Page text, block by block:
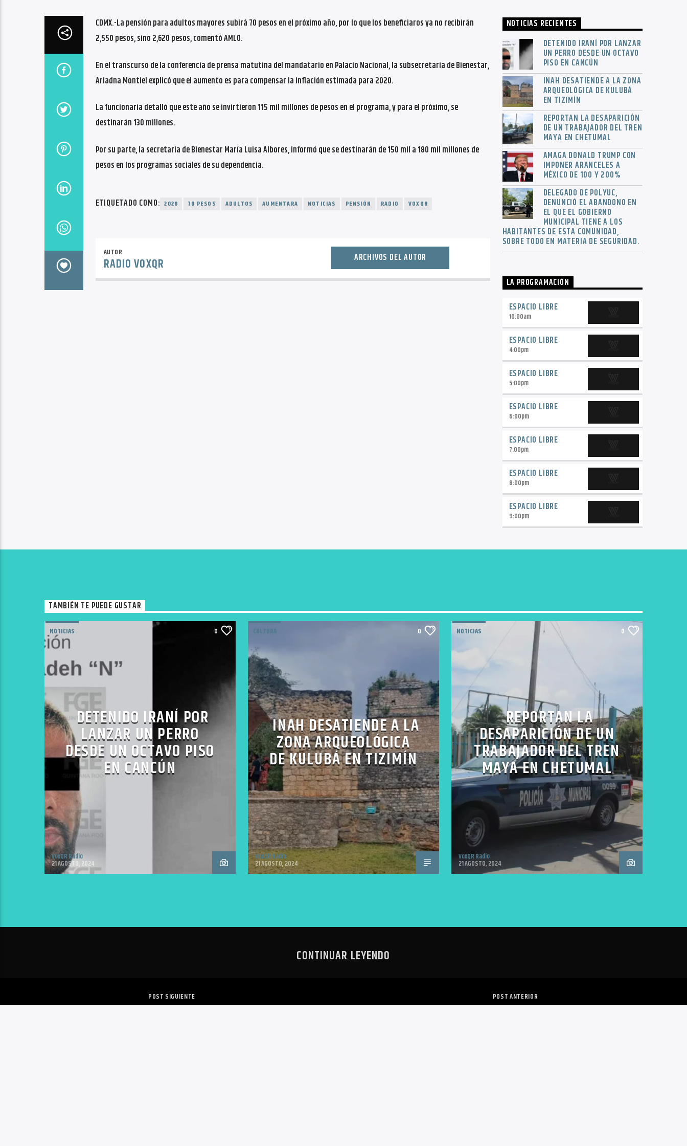
CDMX.-La pensión para adultos mayores subirá 70 pesos en el próximo año, por lo que los beneficiaros ya no recibirán
2,550 pesos, sino 2,620 pesos, comentó AMLO.
En el transcurso de la conferencia de prensa matutina del mandatario en Palacio Nacional, la subsecretaria de Bienestar,
Ariadna Montiel explicó que el aumento es para compensar la inflación estimada para 2020.
La funcionaria detalló que este año se invirtieron 115 mil millones de pesos en el programa, y para el próximo, se
destinarán 130 millones.
Por su parte, la secretaria de Bienestar María Luisa Albores, informó que se destinarán de 150 mil a 180 mil millones de
pesos en los programas sociales de su dependencia.
ETIQUETADO COMO: 2020 70 PESOS ADULTOS AUMENTARA NOTICIAS PENSIÓN RADIO VOXQR
AUTOR
RADIO VOXQR ARCHIVOS DEL AUTOR
NOTICIAS RECIENTES
DETENIDO IRANÍ POR LANZAR
UN PERRO DESDE UN OCTAVO
PISO EN CANCÚN
INAH DESATIENDE A LA ZONA
ARQUEOLÓGICA DE KULUBÁ
EN TIZIMÍN
REPORTAN LA DESAPARICIÓN
DE UN TRABAJADOR DEL TREN
MAYA EN CHETUMAL
AMAGA DONALD TRUMP CON
IMPONER ARANCELES A
MÉXICO DE 100 Y 200%
DELEGADO DE POLYUC,
DENUNCIÓ EL ABANDONO EN
EL QUE EL GOBIERNO
MUNICIPAL TIENE A LOS
HABITANTES DE ESTA COMUNIDAD,
SOBRE TODO EN MATERIA DE SEGURIDAD.
LA PROGRAMACIÓN
ESPACIO LIBRE
10:00am
ESPACIO LIBRE
4:00pm
ESPACIO LIBRE
5:00pm
ESPACIO LIBRE
6:00pm
ESPACIO LIBRE
7:00pm
ESPACIO LIBRE
8:00pm
ESPACIO LIBRE
9:00pm
TAMBIÉN TE PUEDE GUSTAR
NOTICIAS 0
DETENIDO IRANÍ POR
LANZAR UN PERRO
DESDE UN OCTAVO PISO
EN CANCÚN
VoxQR Radio
21 AGOSTO, 2024
CULTURA 0
INAH DESATIENDE A LA
ZONA ARQUEOLÓGICA
DE KULUBÁ EN TIZIMÍN
VoxQR Radio
21 AGOSTO, 2024
NOTICIAS 0
REPORTAN LA
DESAPARICIÓN DE UN
TRABAJADOR DEL TREN
MAYA EN CHETUMAL
VoxQR Radio
21 AGOSTO, 2024
CONTINUAR LEYENDO
POST SIGUIENTE POST ANTERIOR